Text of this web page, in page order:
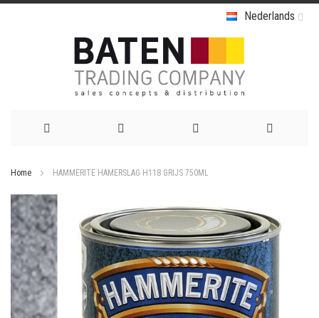
Nederlands
de
inhoud
Home HAMMERITE HAMERSLAG H118 GRIJS 750ML
Ga
naar
het
einde
van
de
afbeeldingen-
gallerij